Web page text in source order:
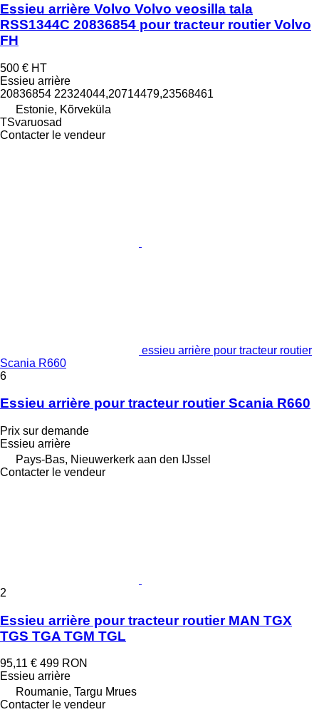
Essieu arrière Volvo Volvo veosilla tala
RSS1344C 20836854 pour tracteur routier Volvo
FH
500 € HT
Essieu arrière
20836854 22324044,20714479,23568461
Estonie, Kõrveküla
TSvaruosad
Contacter le vendeur
essieu arrière pour tracteur routier
Scania R660
6
Essieu arrière pour tracteur routier Scania R660
Prix sur demande
Essieu arrière
Pays-Bas, Nieuwerkerk aan den IJssel
Contacter le vendeur
2
Essieu arrière pour tracteur routier MAN TGX
TGS TGA TGM TGL
95,11 € 499 RON
Essieu arrière
Roumanie, Targu Mrues
Contacter le vendeur